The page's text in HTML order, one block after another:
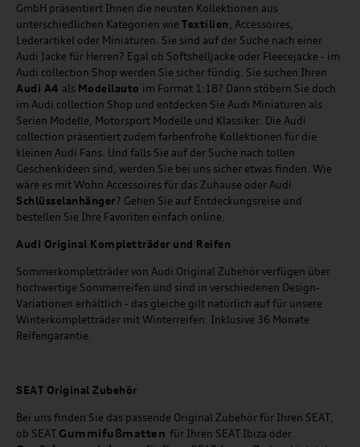
GmbH präsentiert Ihnen die neusten Kollektionen aus
unterschiedlichen Kategorien wie Textilien, Accessoires,
Lederartikel oder Miniaturen. Sie sind auf der Suche nach einer
Audi Jacke für Herren? Egal ob Softshelljacke oder Fleecejacke - im
Audi collection Shop werden Sie sicher fündig. Sie suchen Ihren
Audi A4 als Modellauto im Format 1:18? Dann stöbern Sie doch
im Audi collection Shop und entdecken Sie Audi Miniaturen als
Serien Modelle, Motorsport Modelle und Klassiker. Die Audi
collection präsentiert zudem farbenfrohe Kollektionen für die
kleinen Audi Fans. Und falls Sie auf der Suche nach tollen
Geschenkideen sind, werden Sie bei uns sicher etwas finden. Wie
wäre es mit Wohn Accessoires für das Zuhause oder Audi
Schlüsselanhänger? Gehen Sie auf Entdeckungsreise und
bestellen Sie Ihre Favoriten einfach online.
Audi Original Kompletträder und Reifen
Sommerkompletträder von Audi Original Zubehör verfügen über
hochwertige Sommerreifen und sind in verschiedenen Design-
Variationen erhältlich - das gleiche gilt natürlich auf für unsere
Winterkompletträder mit Winterreifen. Inklusive 36 Monate
Reifengarantie.
SEAT Original Zubehör
Bei uns finden Sie das passende Original Zubehör für Ihren SEAT,
ob SEAT Gummifußmatten für Ihren SEAT Ibiza oder